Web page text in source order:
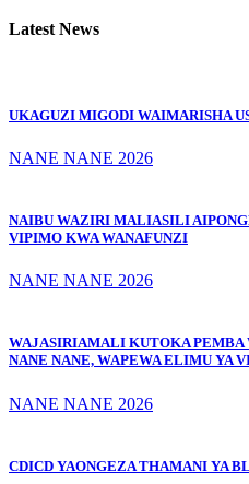
Latest News
UKAGUZI MIGODI WAIMARISHA
NANE NANE 2026
NAIBU WAZIRI MALIASILI
VIPIMO KWA WANAFUNZI
NANE NANE 2026
WAJASIRIAMALI KUTOKA PEMBA
NANE NANE, WAPEWA ELIMU YA
NANE NANE 2026
CDICD YAONGEZA THAMANI YA